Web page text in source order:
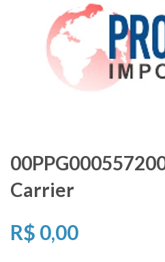
Carrier
R$ 0,00